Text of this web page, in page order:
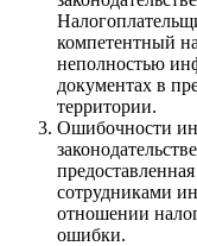
компетентный
неполностью
документах в
территории.
Ошибочности
сотрудниками
отношении
ошибки.